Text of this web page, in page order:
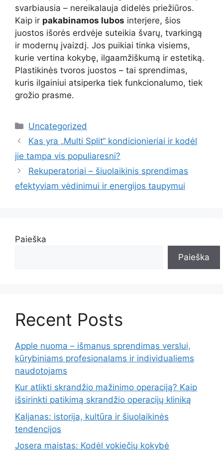
svarbiausia – nereikalauja didelės priežiūros.
Kaip ir pakabinamos lubos interjere, šios
juostos išorės erdvėje suteikia švarų, tvarkingą
ir modernų įvaizdį. Jos puikiai tinka visiems,
kurie vertina kokybę, ilgaamžiškumą ir estetiką.
Plastikinės tvoros juostos – tai sprendimas,
kuris ilgainiui atsiperka tiek funkcionalumo, tiek
grožio prasme.
Kategorijos
Uncategorized
Kas yra „Multi Split“ kondicionieriai ir kodėl
jie tampa vis populiaresni?
Rekuperatoriai – šiuolaikinis sprendimas
efektyviam vėdinimui ir energijos taupymui
Paieška
Paieška
Recent Posts
Apple nuoma – išmanus sprendimas verslui,
kūrybiniams profesionalams ir individualiems
naudotojams
Kur atlikti skrandžio mažinimo operaciją? Kaip
išsirinkti patikimą skrandžio operacijų kliniką
Kaljanas: istorija, kultūra ir šiuolaikinės
tendencijos
Josera maistas: Kodėl vokiečių kokybė